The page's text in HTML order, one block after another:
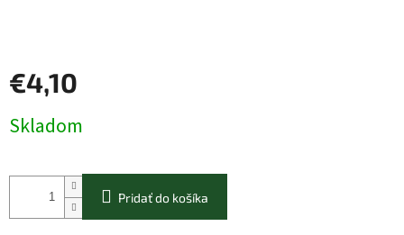
€4,10
cena:
Skladom
Pridať do košíka